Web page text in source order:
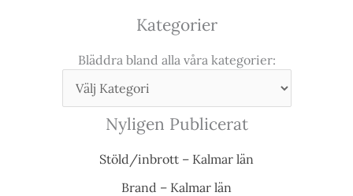
Kategorier
Bläddra bland alla våra kategorier:
Nyligen Publicerat
Stöld/inbrott – Kalmar län
Brand – Kalmar län